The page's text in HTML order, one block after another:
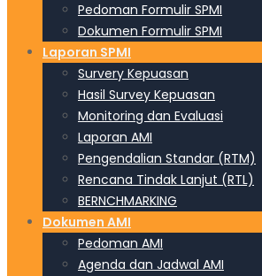
Pedoman Formulir SPMI
Dokumen Formulir SPMI
Laporan SPMI
Survery Kepuasan
Hasil Survey Kepuasan
Monitoring dan Evaluasi
Laporan AMI
Pengendalian Standar (RTM)
Rencana Tindak Lanjut (RTL)
BERNCHMARKING
Dokumen AMI
Pedoman AMI
Agenda dan Jadwal AMI